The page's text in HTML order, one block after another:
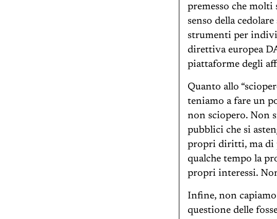
premesso che
senso della
strumenti per
direttiva europea
piattaforme degli
Quanto allo
teniamo a fare un
non sciopero. Non
pubblici che si
propri diritti, ma di
qualche tempo la
propri interessi.
Infine, non
questione delle